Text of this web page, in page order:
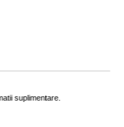
suplimentare.